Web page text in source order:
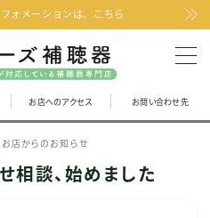
ォメーションは、こちら
お店へのアクセス お問い合わせ先
お店からのお知らせ
相談、始めました